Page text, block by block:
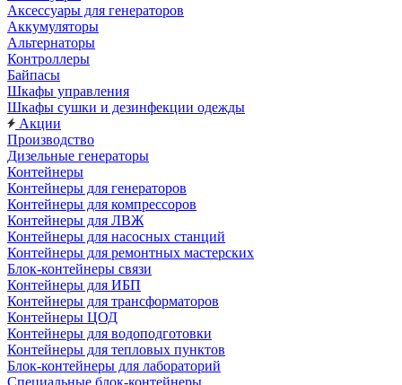
Аксессуары для генераторов
Аккумуляторы
Альтернаторы
Контроллеры
Байпасы
Шкафы управления
Шкафы сушки и дезинфекции одежды
Акции
Производство
Дизельные генераторы
Контейнеры
Контейнеры для генераторов
Контейнеры для компрессоров
Контейнеры для ЛВЖ
Контейнеры для насосных станций
Контейнеры для ремонтных мастерских
Блок-контейнеры связи
Контейнеры для ИБП
Контейнеры для трансформаторов
Контейнеры ЦОД
Контейнеры для водоподготовки
Контейнеры для тепловых пунктов
Блок-контейнеры для лабораторий
Специальные блок-контейнеры